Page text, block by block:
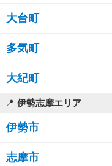
大台町
多気町
大紀町
伊勢志摩エリア
伊勢市
志摩市